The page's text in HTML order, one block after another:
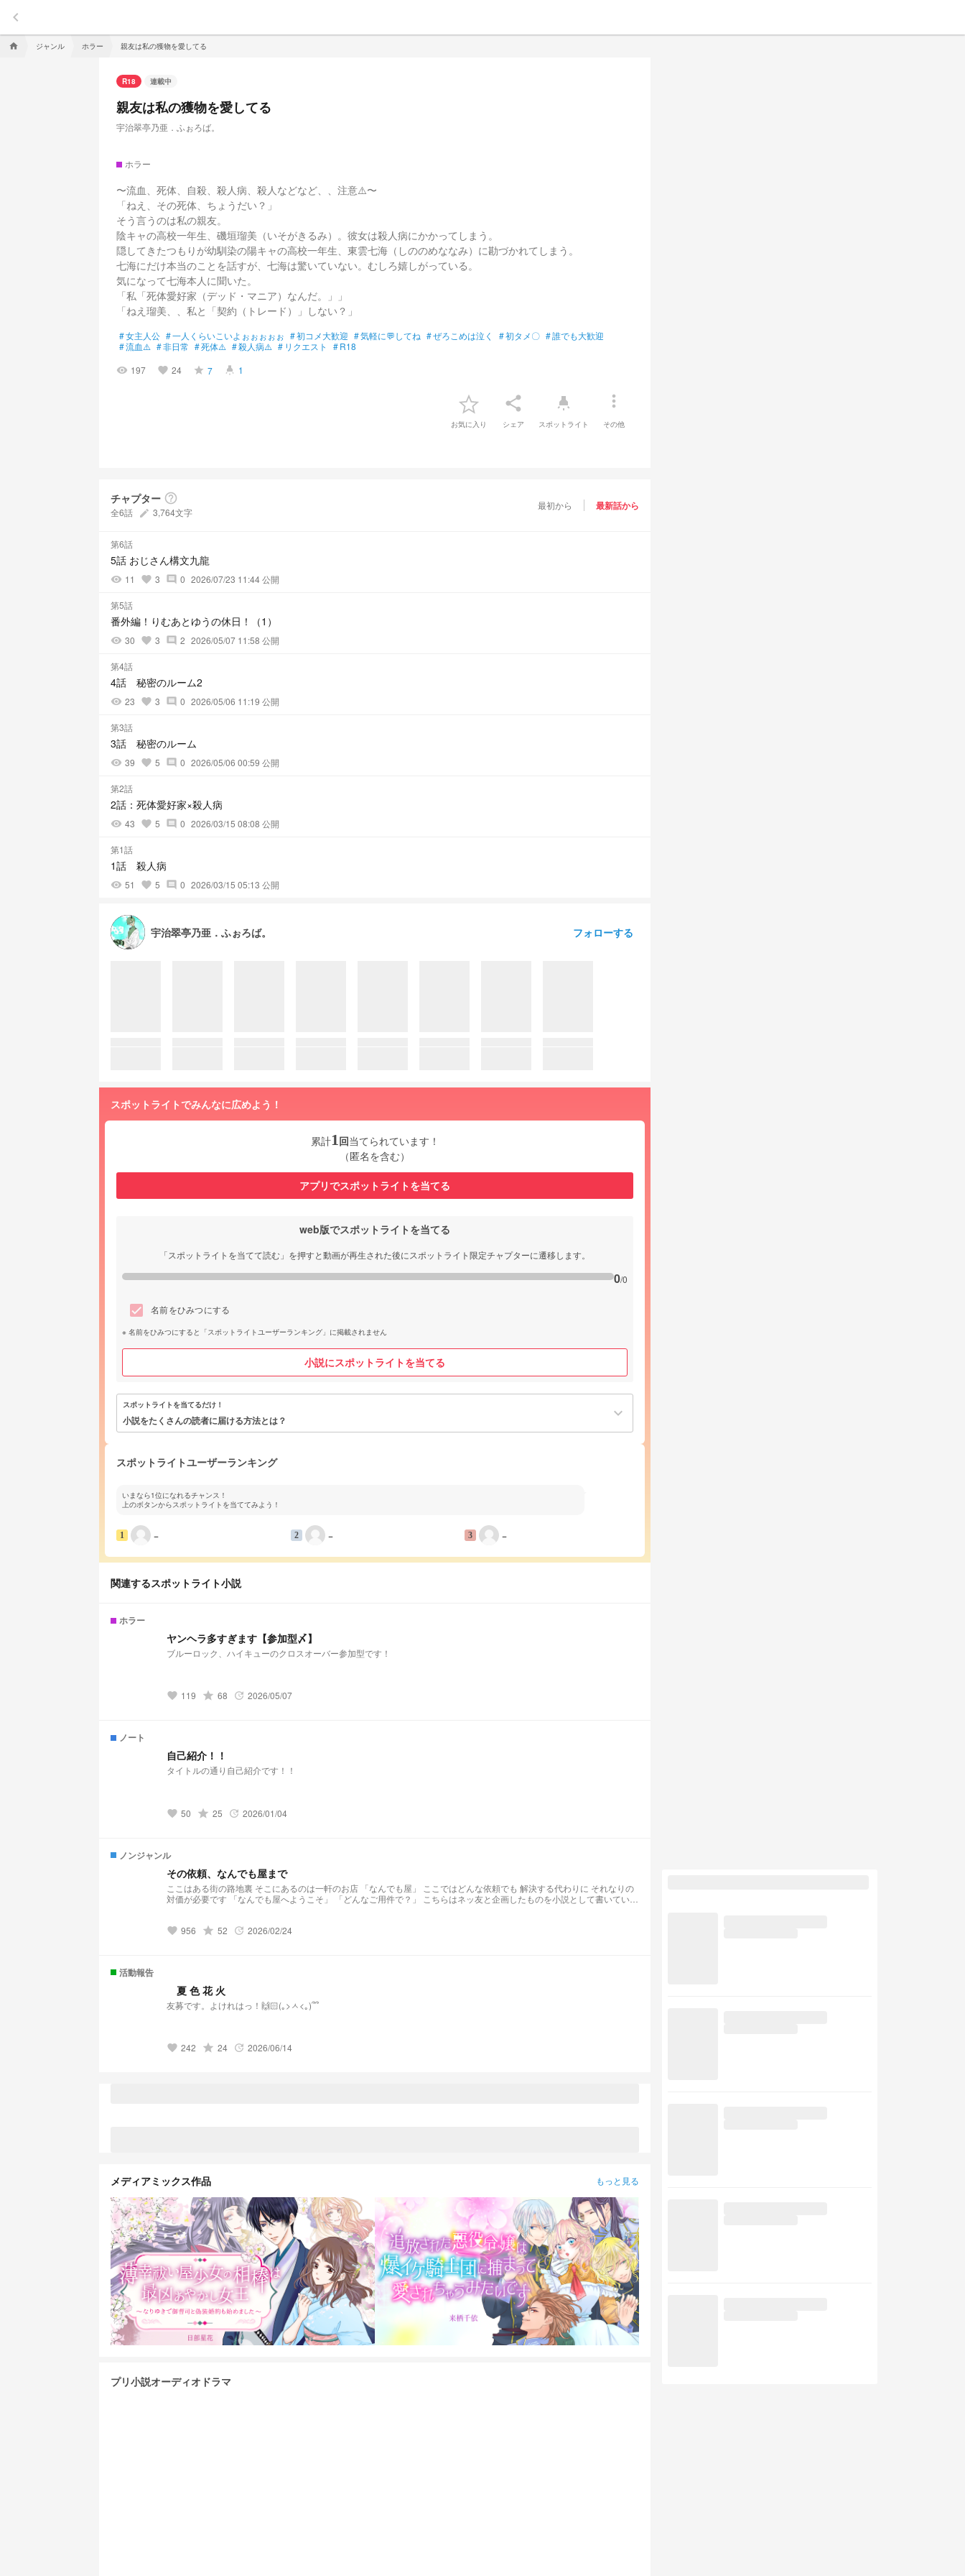
keyboard_arrow_left
home ジャンル ホラー 親友は私の獲物を愛してる
R18 連載中
親友は私の獲物を愛してる
宇治翠亭乃亜．ふぉろば。
ホラー
〜流血、死体、自殺、殺人病、殺人などなど、、注意⚠️〜
「ねえ、その死体、ちょうだい？」
そう言うのは私の親友。
陰キャの高校一年生、磯垣瑠美（いそがきるみ）。彼女は殺人病にかかってしまう。
隠してきたつもりが幼馴染の陽キャの高校一年生、東雲七海（しののめななみ）に勘づかれてしまう。
七海にだけ本当のことを話すが、七海は驚いていない。むしろ嬉しがっている。
気になって七海本人に聞いた。
「私「死体愛好家（デッド・マニア）なんだ。」」
「ねえ瑠美、、私と「契約（トレード）」しない？」
#女主人公 #一人くらいこいよぉぉぉぉぉ #初コメ大歓迎 #気軽に💬してね #ぜろこめは泣く #初タメ〇 #誰でも大歓迎
#流血⚠️ #非日常 #死体⚠️ #殺人病⚠️ # リクエスト #R18
visibility 197 favorite 24 grade 7 highlight 1
お気に入り
share
シェア
highlight
スポットライト
more_vert
その他
チャプター help_outline
全6話 create 3,764文字
最初から 最新話から
第6話
5話 おじさん構文九龍
visibility 11 favorite 3 comment 0 2026/07/23 11:44 公開
第5話
番外編！りむあとゆうの休日！（1）
visibility 30 favorite 3 comment 2 2026/05/07 11:58 公開
第4話
4話 秘密のルーム2
visibility 23 favorite 3 comment 0 2026/05/06 11:19 公開
第3話
3話 秘密のルーム
visibility 39 favorite 5 comment 0 2026/05/06 00:59 公開
第2話
2話：死体愛好家×殺人病
visibility 43 favorite 5 comment 0 2026/03/15 08:08 公開
第1話
1話 殺人病
visibility 51 favorite 5 comment 0 2026/03/15 05:13 公開
宇治翠亭乃亜．ふぉろば。 フォローする
スポットライトでみんなに広めよう！
累計1回当てられています！
（匿名を含む）
アプリでスポットライトを当てる
web版でスポットライトを当てる
「スポットライトを当てて読む」を押すと動画が再生された後にスポットライト限定チャプターに遷移します。
0/0
名前をひみつにする
名前をひみつにすると「スポットライトユーザーランキング」に掲載されません
小説にスポットライトを当てる
スポットライトを当てるだけ！
小説をたくさんの読者に届ける方法とは？ keyboard_arrow_down
スポットライトユーザーランキング
いまなら1位になれるチャンス！
上のボタンからスポットライトを当ててみよう！
1 − 2 − 3 −
関連するスポットライト小説
ホラー
ヤンヘラ多すぎます【参加型〆】
ブルーロック、ハイキューのクロスオーバー参加型です！
favorite 119 grade 68 update 2026/05/07
ノート
自己紹介！！
タイトルの通り自己紹介です！！
favorite 50 grade 25 update 2026/01/04
ノンジャンル
その依頼、なんでも屋まで
ここはある街の路地裏 そこにあるのは一軒のお店 「なんでも屋」 ここではどんな依頼でも 解決する代わりに それなりの
対価が必要です 「なんでも屋へようこそ」 「どんなご用件で？」 こちらはネッ友と企画したものを小説として書いていま
favorite 956 grade 52 update 2026/02/24
活動報告
夏 色 花 火
友募です。よけれはっ！🙌🏻(｡>ㅅ<｡)՞՞
favorite 242 grade 24 update 2026/06/14
メディアミックス作品 もっと見る
プリ小説オーディオドラマ